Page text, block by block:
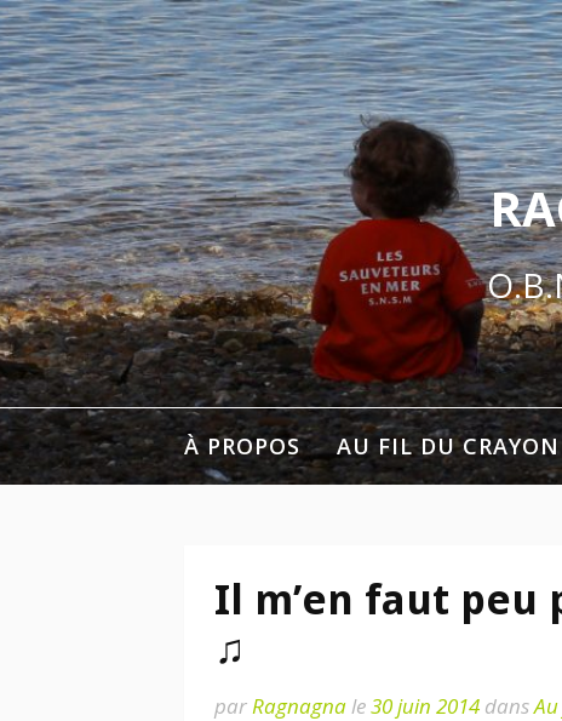
Aller
au
contenu
À PROPOS AU FIL DU CRAYON
Il m’en faut peu
♫
parRagnagnale30 juin 2014 dans